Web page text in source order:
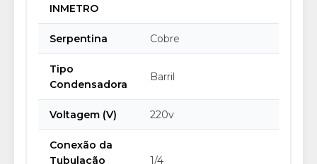
INMETRO
Serpentina Cobre
Tipo
Condensadora
Barril
Voltagem (V) 220v
Conexão da
Tubulação
1/4